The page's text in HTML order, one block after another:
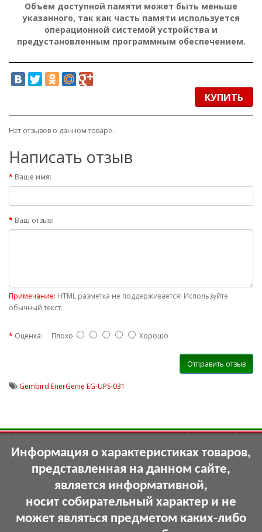
t
p
/
h
a
r
r
t
a
.
m
.
e
r
g
s
0
1
1
0
Объем доступной памяти может быть меньше
указанного, так как часть памяти используется
операционной системой устройства и
предустановленным программным обеспечением.
КУПИТЬ
Нет отзывов о данном товаре.
Написать отзыв
Ваше имя:
Ваш отзыв:
Примечание: HTML разметка не поддерживается! Используйте
обычный текст.
Оценка: Плохо Хорошо
Отправить отзыв
Gembird EnerGenie EG-UPS-031
Информация о характеристиках товаров,
представленная на данном сайте,
является информативной,
носит собирательный характер и не
может являться предметом каких-либо